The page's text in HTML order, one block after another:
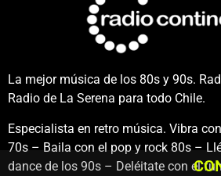
La mejor música de los 80s y 90s.
Radio de La Serena para todo Chile.
Especialista en retro música. Vibra
70s – Baila con el pop y rock 80s –
dance de los 90s – Deléitate con el